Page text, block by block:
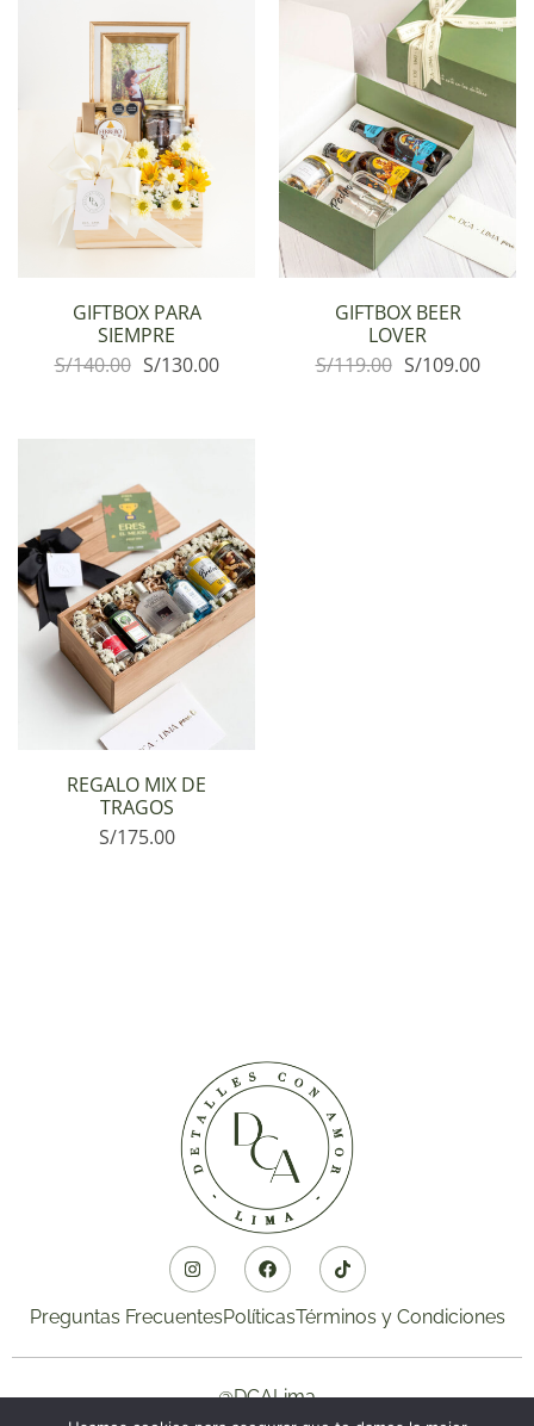
GIFTBOX PARA
SIEMPRE
S/140.00 S/130.00
GIFTBOX BEER
LOVER
S/119.00 S/109.00
REGALO MIX DE
TRAGOS
S/175.00
Preguntas FrecuentesPolíticasTérminos y Condiciones
@DCALima